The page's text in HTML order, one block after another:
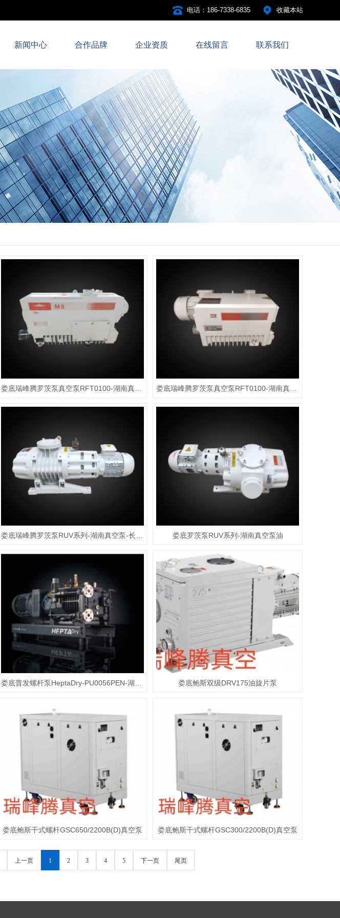
电话：186-7338-6835 收藏本站
新闻中心 合作品牌 企业资质 在线留言 联系我们
娄底罗茨泵RUV系列-湖南真空泵油
娄底鲍斯双级DRV175油旋片泵
娄底鲍斯干式螺杆GSC650/2200B(D)真空泵 娄底鲍斯干式螺杆GSC300/2200B(D)真空泵
上一页 1 2 3 4 5 下一页 尾页